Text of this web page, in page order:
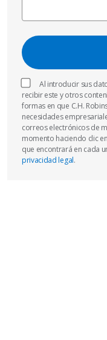
Al introducir sus
recibir este y otros
formas en que C.H.
necesidades
correos electrónicos de
momento haciendo clic
que encontrará en cada
privacidad legal.